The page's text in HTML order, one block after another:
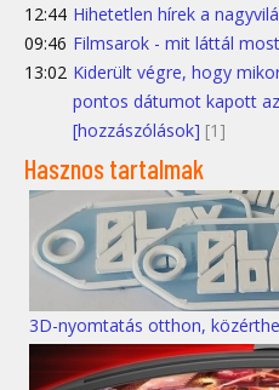
12:44 Hihetetlen hírek a
09:46 Filmsarok - mit láttál
13:02 Kiderült végre, hogy
pontos dátumot kapott
[hozzászólások] [1]
Hasznos tartalmak
3D-nyomtatás otthon,